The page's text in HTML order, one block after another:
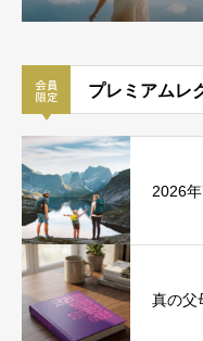
プレミアムレ
2026
真の父